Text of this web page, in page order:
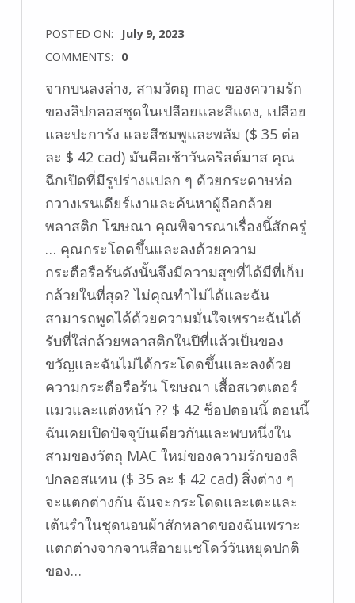
POSTED ON:
July 9, 2023
COMMENTS: 0
จากบนลงล่าง, สามวัตถุ mac ของความรัก
ของลิปกลอสชุดในเปลือยและสีแดง, เปลือย
และปะการัง และสีชมพูและพลัม ($ 35 ต่อ
ละ $ 42 cad) มันคือเช้าวันคริสต์มาส คุณ
ฉีกเปิดที่มีรูปร่างแปลก ๆ ด้วยกระดาษห่อ
กวางเรนเดียร์เงาและค้นหาผู้ถือกล้วย
พลาสติก โฆษณา คุณพิจารณาเรื่องนี้สักครู่
… คุณกระโดดขึ้นและลงด้วยความ
กระตือรือร้นดังนั้นจึงมีความสุขที่ได้มีที่เก็บ
กล้วยในที่สุด? ไม่คุณทำไม่ได้และฉัน
สามารถพูดได้ด้วยความมั่นใจเพราะฉันได้
รับที่ใส่กล้วยพลาสติกในปีที่แล้วเป็นของ
ขวัญและฉันไม่ได้กระโดดขึ้นและลงด้วย
ความกระตือรือร้น โฆษณา เสื้อสเวตเตอร์
แมวและแต่งหน้า ?? $ 42 ช็อปตอนนี้ ตอนนี้
ฉันเคยเปิดปัจจุบันเดียวกันและพบหนึ่งใน
สามของวัตถุ MAC ใหม่ของความรักของลิ
ปกลอสแทน ($ 35 ละ $ 42 cad) สิ่งต่าง ๆ
จะแตกต่างกัน ฉันจะกระโดดและเตะและ
เต้นรำในชุดนอนผ้าสักหลาดของฉันเพราะ
แตกต่างจากจานสีอายแชโดว์วันหยุดปกติ
ของ…